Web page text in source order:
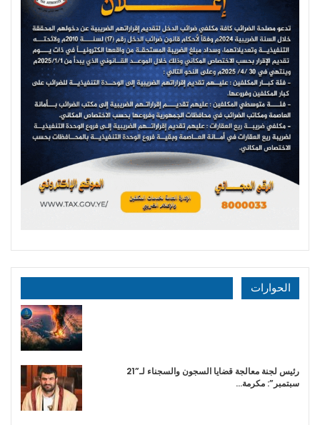
الحوارات
رئيس لجنة معالجة قضايا السجون والسجناء لـ”21
سبتمبر”: مكرمة…